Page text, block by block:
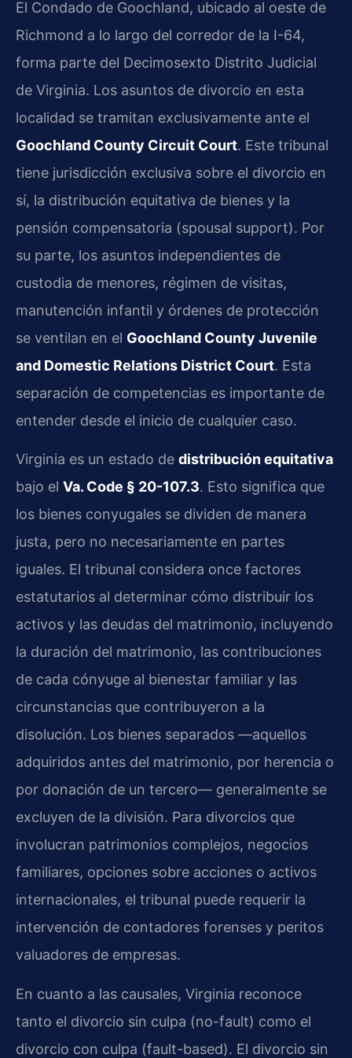
El Condado de Goochland, ubicado al oeste de
Richmond a lo largo del corredor de la I-64,
forma parte del Decimosexto Distrito Judicial
de Virginia. Los asuntos de divorcio en esta
localidad se tramitan exclusivamente ante el
Goochland County Circuit Court. Este tribunal
tiene jurisdicción exclusiva sobre el divorcio en
sí, la distribución equitativa de bienes y la
pensión compensatoria (spousal support). Por
su parte, los asuntos independientes de
custodia de menores, régimen de visitas,
manutención infantil y órdenes de protección
se ventilan en el Goochland County Juvenile
and Domestic Relations District Court. Esta
separación de competencias es importante de
entender desde el inicio de cualquier caso.
Virginia es un estado de distribución equitativa
bajo el Va. Code § 20-107.3. Esto significa que
los bienes conyugales se dividen de manera
justa, pero no necesariamente en partes
iguales. El tribunal considera once factores
estatutarios al determinar cómo distribuir los
activos y las deudas del matrimonio, incluyendo
la duración del matrimonio, las contribuciones
de cada cónyuge al bienestar familiar y las
circunstancias que contribuyeron a la
disolución. Los bienes separados —aquellos
adquiridos antes del matrimonio, por herencia o
por donación de un tercero— generalmente se
excluyen de la división. Para divorcios que
involucran patrimonios complejos, negocios
familiares, opciones sobre acciones o activos
internacionales, el tribunal puede requerir la
intervención de contadores forenses y peritos
valuadores de empresas.
En cuanto a las causales, Virginia reconoce
tanto el divorcio sin culpa (no-fault) como el
divorcio con culpa (fault-based). El divorcio sin